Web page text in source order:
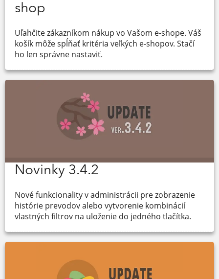
shop
Uľahčite zákazníkom nákup vo Vašom e-shope. Váš
košík môže spĺňať kritéria veľkých e-shopov. Stačí
ho len správne nastaviť.
Novinky 3.4.2
Nové funkcionality v administrácii pre zobrazenie
histórie prevodov alebo vytvorenie kombinácií
vlastných filtrov na uloženie do jedného tlačítka.